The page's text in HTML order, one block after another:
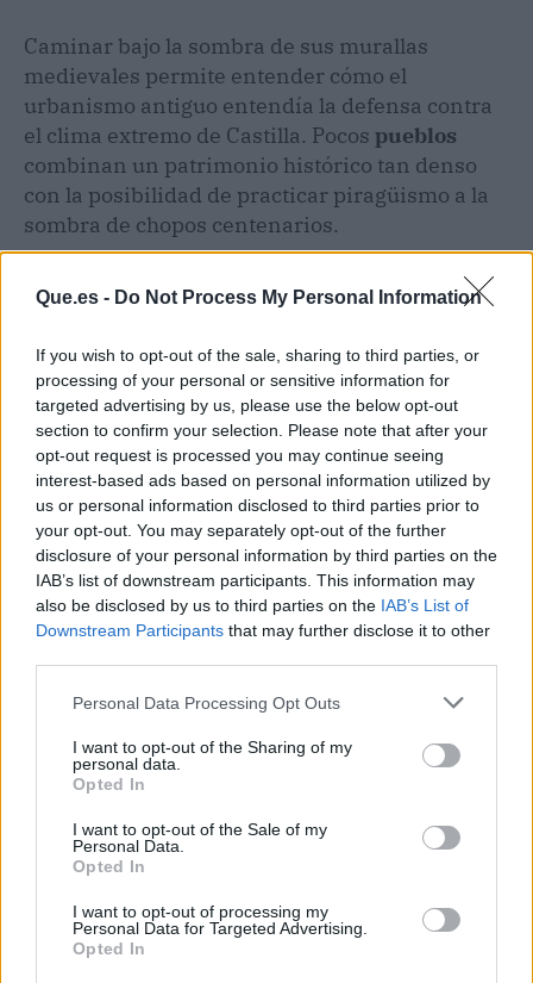
Que.es - Do Not Process My Personal Information
If you wish to opt-out of the sale, sharing to third parties, or
processing of your personal or sensitive information for
targeted advertising by us, please use the below opt-out
section to confirm your selection. Please note that after your
opt-out request is processed you may continue seeing
interest-based ads based on personal information utilized by
us or personal information disclosed to third parties prior to
your opt-out. You may separately opt-out of the further
disclosure of your personal information by third parties on the
IAB’s list of downstream participants. This information may
also be disclosed by us to third parties on the IAB’s List of
Downstream Participants that may further disclose it to other
Personal Data Processing Opt Outs
I want to opt-out of the Sharing of my
personal data.
Opted In
I want to opt-out of the Sale of my
Personal Data.
Opted In
I want to opt-out of processing my
Personal Data for Targeted Advertising.
Opted In
Caminar bajo la sombra de sus murallas
medievales permite entender cómo el
urbanismo antiguo entendía la defensa contra
el clima extremo de Castilla. Pocos pueblos
combinan un patrimonio histórico tan denso
con la posibilidad de practicar piragüismo a la
sombra de chopos centenarios.
Publicidad